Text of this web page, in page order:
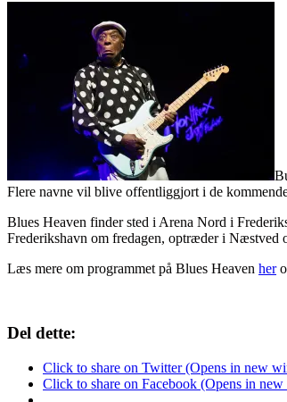
Flere navne vil blive offentliggjort i de
Blues Heaven finder sted i Arena Nord i
Frederikshavn om fredagen, optræder i Næstved
Læs mere om programmet på Blues Heaven her
Del dette:
Click to share on Twitter (Opens in new
Click to share on Facebook (Opens in